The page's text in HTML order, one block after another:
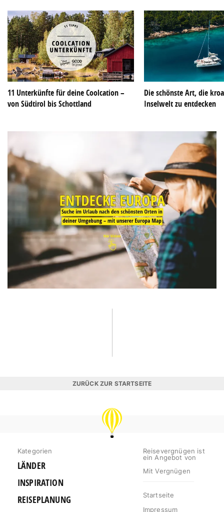
11 Unterkünfte für deine Coolcation –
von Südtirol bis Schottland
Die schönste Art, die
Inselwelt zu entdecken
ZURÜCK ZUR STARTSEITE
REISEVERGNÜGEN
Kategorien
LÄNDER
INSPIRATION
REISEPLANUNG
Reisevergnügen ist
ein Angebot von
Mit Vergnügen
Startseite
Impressum